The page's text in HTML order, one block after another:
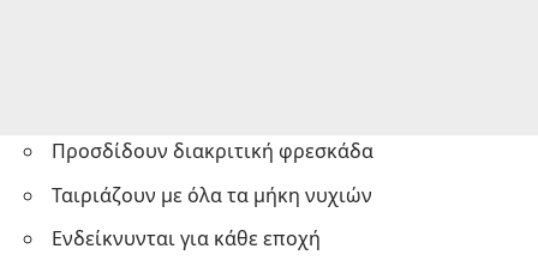
Προσδίδουν διακριτική φρεσκάδα
Ταιριάζουν με όλα τα μήκη νυχιών
Ενδείκνυνται για κάθε εποχή